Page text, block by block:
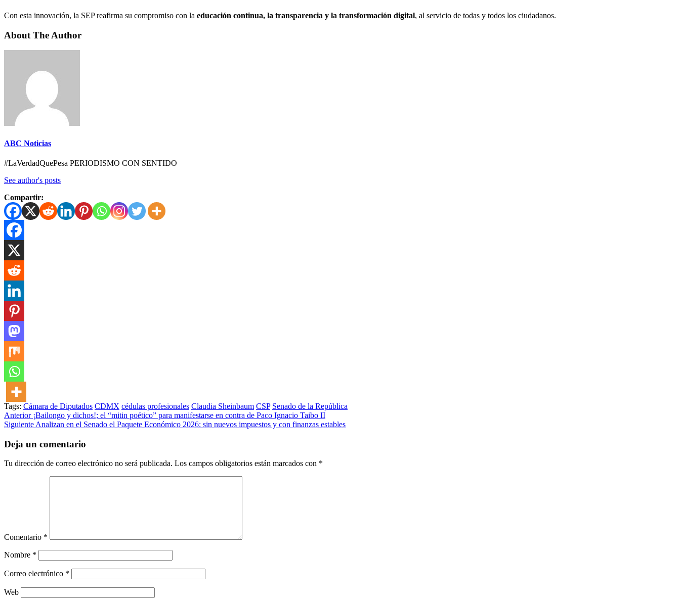
Con esta innovación, la SEP reafirma su compromiso con la educación continua, la transparencia y la transformación digital, al servicio de todas y todos los ciudadanos.
About The Author
ABC Noticias
#LaVerdadQuePesa PERIODISMO CON SENTIDO
See author's posts
Compartir:
Tags: Cámara de Diputados CDMX cédulas profesionales Claudia Sheinbaum CSP Senado de la República
Post
navigation
Anterior¡Bailongo y dichos!; el “mitin poético” para manifestarse en contra de Paco Ignacio Taibo II
Siguiente Analizan en el Senado el Paquete Económico 2026: sin nuevos impuestos y con finanzas estables
Deja un comentario
Tu dirección de correo electrónico no será publicada. Los campos obligatorios están marcados con *
Comentario *
Nombre *
Correo electrónico *
Web